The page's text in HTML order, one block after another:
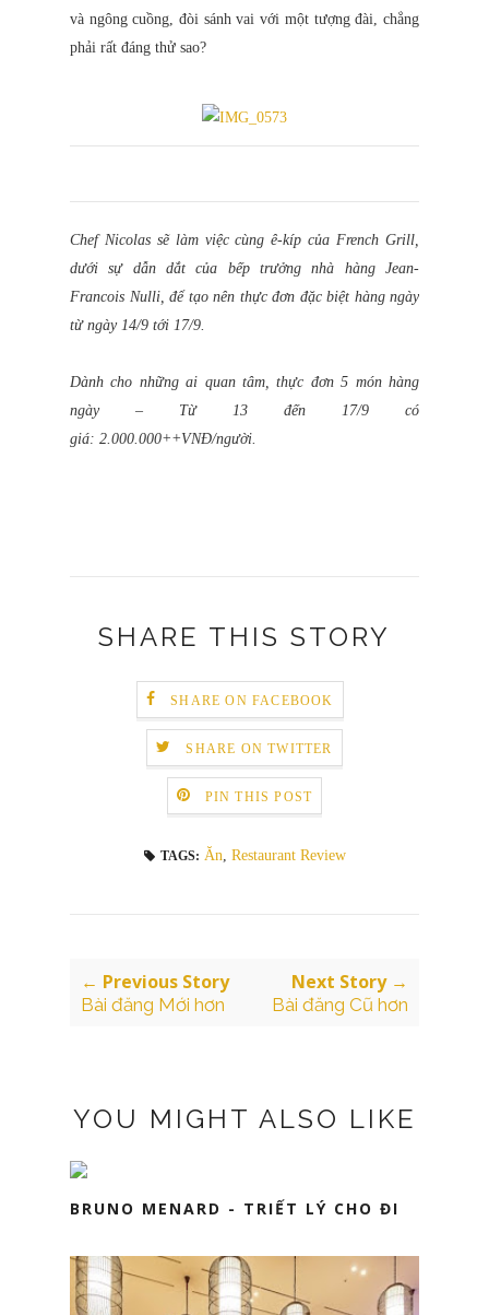
và ngông cuồng, đòi sánh vai với một tượng đài, chẳng
phải rất đáng thử sao?
Chef Nicolas sẽ làm việc cùng ê-kíp của French Grill,
dưới sự dẫn dắt của bếp trưởng nhà hàng Jean-
Francois Nulli, để tạo nên thực đơn đặc biệt hàng ngày
từ ngày 14/9 tới 17/9.
Dành cho những ai quan tâm, thực đơn 5 món hàng
ngày – Từ 13 đến 17/9 có
giá: 2.000.000++VNĐ/người.
SHARE THIS STORY
SHARE ON FACEBOOK
SHARE ON TWITTER
PIN THIS POST
TAGS: Ăn, Restaurant Review
← Previous Story
Bài đăng Mới hơn
Next Story →
Bài đăng Cũ hơn
YOU MIGHT ALSO LIKE
BRUNO MENARD - TRIẾT LÝ CHO ĐI